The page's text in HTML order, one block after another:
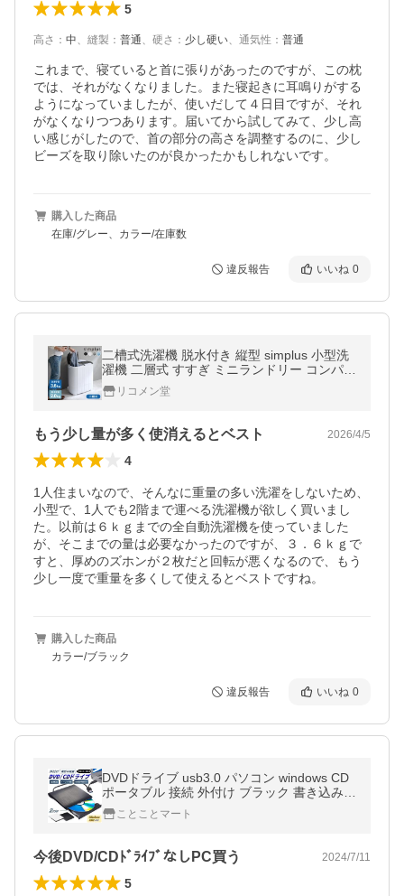
5
高さ ： 中、 縫製 ： 普通、 硬さ ： 少し硬い、 通気性 ： 普通
これまで、寝ていると首に張りがあったのですが、この枕
では、それがなくなりました。また寝起きに耳鳴りがする
ようになっていましたが、使いだして４日目ですが、それ
がなくなりつつあります。届いてから試してみて、少し高
い感じがしたので、首の部分の高さを調整するのに、少し
ビーズを取り除いたのが良かったかもしれないです。
購入した商品
在庫/グレー、カラー/在庫数
違反報告 いいね 0
二槽式洗濯機 脱水付き 縦型 simplus 小型洗
濯機 二層式 すすぎ ミニランドリー コンパク
ト 一人暮らし レビューで洗濯洗剤 シンプラ
ス 【メーカー保証1年】
リコメン堂
もう少し量が多く使消えるとベスト 2026/4/5
4
1人住まいなので、そんなに重量の多い洗濯をしないため、
小型で、1人でも2階まで運べる洗濯機が欲しく買いまし
た。以前は６ｋｇまでの全自動洗濯機を使っていました
が、そこまでの量は必要なかったのですが、３．６ｋｇで
すと、厚めのズホンが２枚だと回転が悪くなるので、もう
少し一度で重量を多くして使えるとベストですね。
購入した商品
カラー/ブラック
違反報告 いいね 0
DVDドライブ usb3.0 パソコン windows CD
ポータブル 接続 外付け ブラック 書き込み t
ype-c 簡単 高速 mac プレーヤー ホワイト 静
音 高品質
ことことマート
今後DVD/CDﾄﾞﾗｲﾌﾞなしPC買う 2024/7/11
5